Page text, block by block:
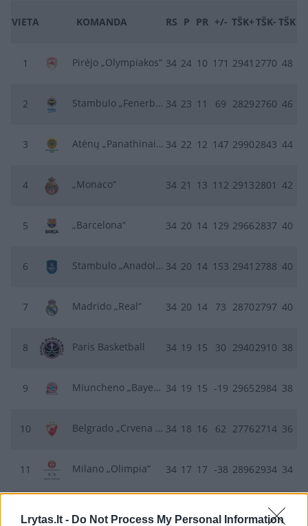
Lrytas.lt - Do Not Process My Personal Information
VIETA KOMANDA RS P PR +/- TŠK+TŠK- TŠK
1 Pirėjo „Olympiakos“ 34 24 10 171 2941 2770 48
2 Stambulo „Fenerbahce“ 34 23 11 69 28292760 46
3 Atėnų „Panathinaikos“ 34 22 12 147 29902843 44
4 „Monaco“ 34 21 13 112 29132801 42
5 „Barcelona“ 34 20 14 129 29662837 40
6 Stambulo „Anadolu Efes“ 34 20 14 153 2941 2788 40
7 Madrido „Real“ 34 20 14 73 28702797 40
8 Paris Basketball 34 19 15 30 29402910 38
9 Miuncheno „Bayern“ 34 19 15 -19 29652984 38
10 Belgrado „Crvena zvezda“ 34 18 16 62 27762714 36
11 Milano „Olimpia“ 34 17 17 -38 28962934 34
2724 32